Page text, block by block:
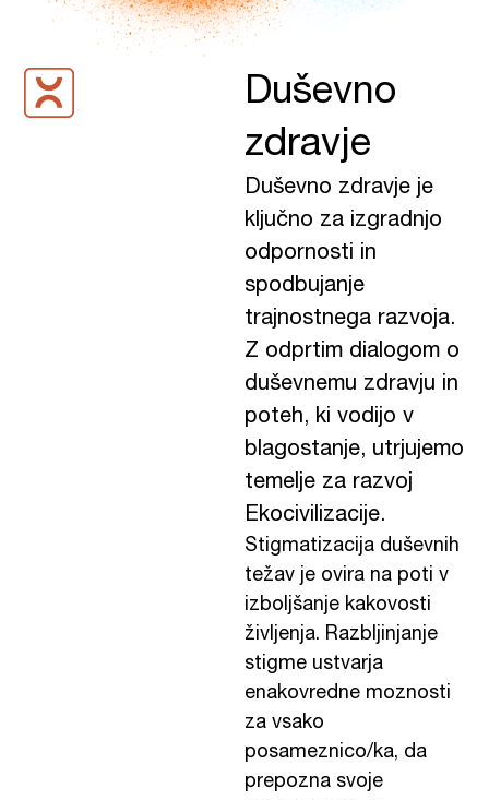
Duševno
zdravje
Duševno zdravje je
ključno za izgradnjo
odpornosti in
spodbujanje
trajnostnega razvoja.
Z odprtim dialogom o
duševnemu zdravju in
poteh, ki vodijo v
blagostanje, utrjujemo
temelje za razvoj
Ekocivilizacije.
Stigmatizacija duševnih
težav je ovira na poti v
izboljšanje kakovosti
življenja. Razbljinjanje
stigme ustvarja
enakovredne moznosti
za vsako
posameznico/ka, da
prepozna svoje